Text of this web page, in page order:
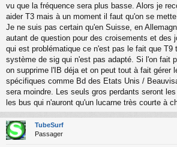
g
e
n
o
n
u
vu que la fréquence sera plus basse. Alors je
aider T3 mais à un moment il faut qu'on se
Je ne suis pas certain qu'en Suisse, en
autant de question pour des croisements et des
qui est problématique ce n'est pas le fait que T9
système de sig qui n'est pas adapté. Si l'on fait
on supprime l'IB déja et on peut tout à fait gérer
spécifiques comme Bd des Etats Unis /
sera moindre. Les seuls gros perdants seront
les bus qui n'auront qu'un lucarne très courte à
TubeSurf
Passager